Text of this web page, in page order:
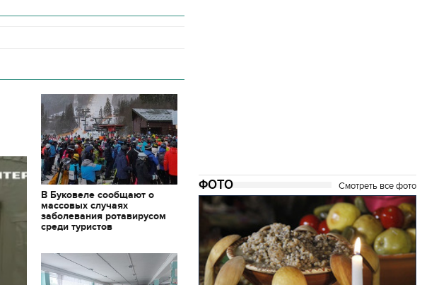
В Буковеле сообщают о
массовых случаях
заболевания ротавирусом
среди туристов
ФОТО Смотреть все фото